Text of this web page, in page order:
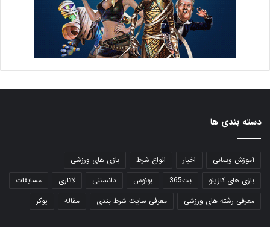
دسته بندی ها
آموزش وبمانی اخبار انواع شرط
بازی های ورزشی
بازی های کازینو
بت365 بونوس دانستنی لاتاری
مسابقات
معرفی رشته های ورزشی
معرفی سایت شرط بندی مقاله پوکر